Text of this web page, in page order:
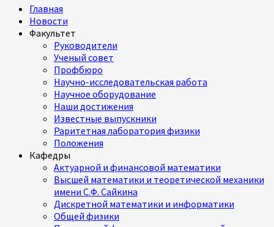
Главная
Новости
Факультет
Руководители
Ученый совет
Профбюро
Научно-исследовательская работа
Научное оборудование
Наши достижения
Известные выпускники
Раритетная лаборатория физики
Положения
Кафедры
Актуарной и финансовой математики
Высшей математики и теоретической механики
имени С.Ф. Сайкина
Дискретной математики и информатики
Общей физики